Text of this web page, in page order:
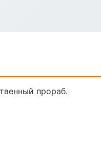
прораб.